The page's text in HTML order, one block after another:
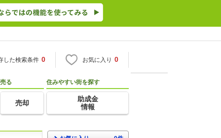
した検索条件 0 お気に入り 0
売る
売却
住みやすい街を探す
助成金
情報